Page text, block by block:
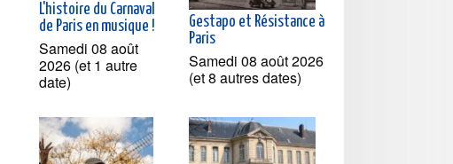
L'histoire du Carnaval
de Paris en musique !
Samedi 08 août
2026 (et 1 autre
date)
Gestapo et Résistance à
Paris
Samedi 08 août 2026
(et 8 autres dates)